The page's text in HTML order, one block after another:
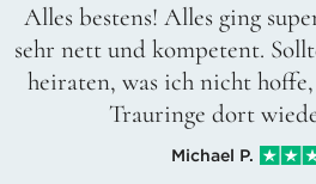
Alles bestens! Alles ging
sehr nett und kompetent.
heiraten, was ich nicht
Trauringe dort
Michael P.